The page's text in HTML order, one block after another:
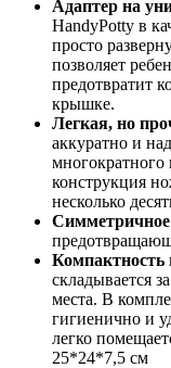
Адаптер на
HandyPotty в
просто
позволяет
предотвратит
крышке.
Легкая, но
аккуратно и
многократного
конструкция
несколько
Симметричное
Компактность
складывается
места. В
гигиенично и
легко
25*24*7,5 см